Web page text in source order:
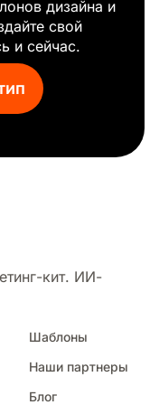
дизайна и
свой
и сейчас.
кит. ИИ-
Шаблоны
Наши партнеры
Блог